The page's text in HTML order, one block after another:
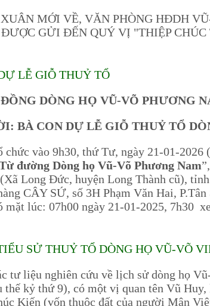
MỚI VỀ, VĂN PHÒNG HĐDH
GỬI ĐẾN QUÝ VỊ "THIỆP CHÚC
LỄ GIỖ THUỶ TỔ
DÒNG HỌ VŨ-VÕ PHƯƠNG
BÀ CON DỰ LỄ GIỖ THUỶ TỔ
vào 9h30, thứ Tư, ngày 21-01-2026
đường Dòng họ Vũ-Võ Phương Nam
Long Đức, huyện Long Thành cũ),
CÂY SỨ, số 3H Phạm Văn Hai,
mặt lúc: 07h00 ngày 21-01-2025, 7h30
SỬ THUỶ TỔ DÒNG HỌ VŨ-VÕ
liệu nghiên cứu về lịch sử dòng họ
thế kỷ thứ 9), có một vị quan tên Vũ
Kiến (vốn thuộc đất của người Mân